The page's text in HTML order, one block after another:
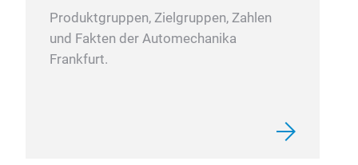
Produktgruppen, Zielgruppen, Zahlen
und Fakten der Automechanika
Frankfurt.